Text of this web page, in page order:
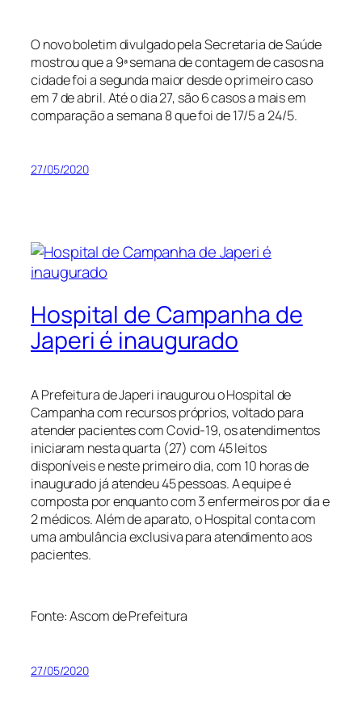
O novo boletim divulgado pela Secretaria de Saúde
mostrou que a 9ª semana de contagem de casos na
cidade foi a segunda maior desde o primeiro caso
em 7 de abril. Até o dia 27, são 6 casos a mais em
comparação a semana 8 que foi de 17/5 a 24/5.
27/05/2020
Hospital de Campanha de
Japeri é inaugurado
A Prefeitura de Japeri inaugurou o Hospital de
Campanha com recursos próprios, voltado para
atender pacientes com Covid-19, os atendimentos
iniciaram nesta quarta (27) com 45 leitos
disponíveis e neste primeiro dia, com 10 horas de
inaugurado já atendeu 45 pessoas. A equipe é
composta por enquanto com 3 enfermeiros por dia e
2 médicos. Além de aparato, o Hospital conta com
uma ambulância exclusiva para atendimento aos
pacientes.
Fonte: Ascom de Prefeitura
27/05/2020